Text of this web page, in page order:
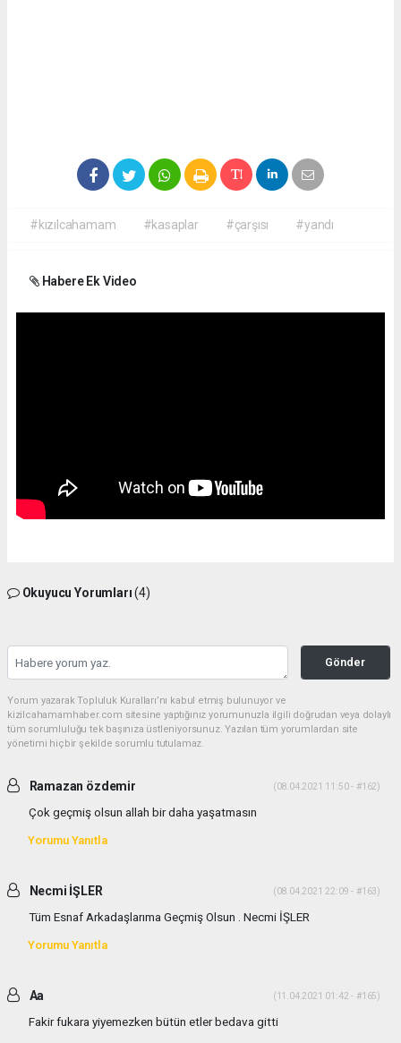
#kızılcahamam #kasaplar #çarşısı #yandı
Habere Ek Video
Okuyucu Yorumları(4)
Gönder
Yorum yazarak Topluluk Kuralları’nı kabul etmiş bulunuyor ve
kizilcahamamhaber.com sitesine yaptığınız yorumunuzla ilgili doğrudan veya dolaylı
tüm sorumluluğu tek başınıza üstleniyorsunuz. Yazılan tüm yorumlardan site
yönetimi hiçbir şekilde sorumlu tutulamaz.
Ramazan özdemir (08.04.2021 11:50 - #162)
Çok geçmiş olsun allah bir daha yaşatmasın
Yorumu Yanıtla
Necmi İŞLER (08.04.2021 22:09 - #163)
Tüm Esnaf Arkadaşlarıma Geçmiş Olsun . Necmi İŞLER
Yorumu Yanıtla
Aa (11.04.2021 01:42 - #165)
Fakir fukara yiyemezken bütün etler bedava gitti